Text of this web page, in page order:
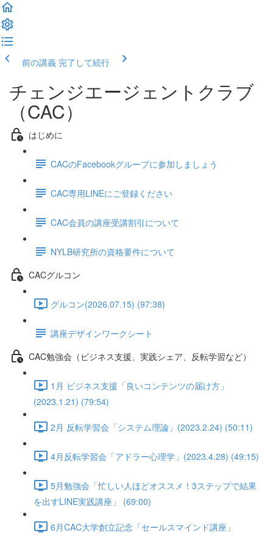
前の講義 完了して続行
チェンジエージェントクラブ
（CAC）
はじめに
CACのFacebookグループに参加しましょう
CAC専用LINEにご登録ください
CAC会員の講座受講割引について
NYLB研究所の資格要件について
CACグルコン
グルコン(2026.07.15) (97:38)
講座デザインワークシート
CAC勉強会（ビジネス支援、実践シェア、反転学習など）
1月 ビジネス支援「良いコンテンツの届け方」
(2023.1.21) (79:54)
2月 反転学習会「システム理論」(2023.2.24) (50:11)
4月反転学習会「アドラー心理学」(2023.4.28) (49:15)
5月勉強会「忙しい人ほどオススメ！3ステップで結果
を出すLINE実践講座」 (69:00)
6月CAC大学創立記念「セールスマインド講座」